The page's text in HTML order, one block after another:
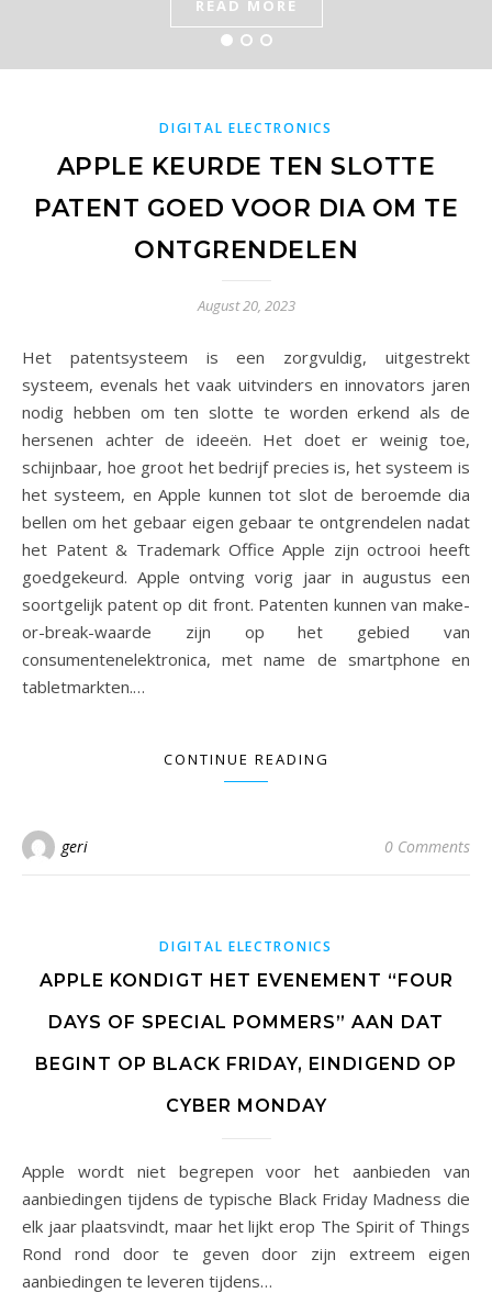
READ MORE
READ MORE
DIGITAL ELECTRONICS
APPLE KEURDE TEN SLOTTE
PATENT GOED VOOR DIA OM TE
ONTGRENDELEN
August 20, 2023
Het patentsysteem is een zorgvuldig, uitgestrekt
systeem, evenals het vaak uitvinders en innovators jaren
nodig hebben om ten slotte te worden erkend als de
hersenen achter de ideeën. Het doet er weinig toe,
schijnbaar, hoe groot het bedrijf precies is, het systeem is
het systeem, en Apple kunnen tot slot de beroemde dia
bellen om het gebaar eigen gebaar te ontgrendelen nadat
het Patent & Trademark Office Apple zijn octrooi heeft
goedgekeurd. Apple ontving vorig jaar in augustus een
soortgelijk patent op dit front. Patenten kunnen van make-
or-break-waarde zijn op het gebied van
consumentenelektronica, met name de smartphone en
tabletmarkten.…
CONTINUE READING
geri 0 Comments
DIGITAL ELECTRONICS
APPLE KONDIGT HET EVENEMENT “FOUR
DAYS OF SPECIAL POMMERS” AAN DAT
BEGINT OP BLACK FRIDAY, EINDIGEND OP
CYBER MONDAY
Apple wordt niet begrepen voor het aanbieden van
aanbiedingen tijdens de typische Black Friday Madness die
elk jaar plaatsvindt, maar het lijkt erop The Spirit of Things
Rond rond door te geven door zijn extreem eigen
aanbiedingen te leveren tijdens…